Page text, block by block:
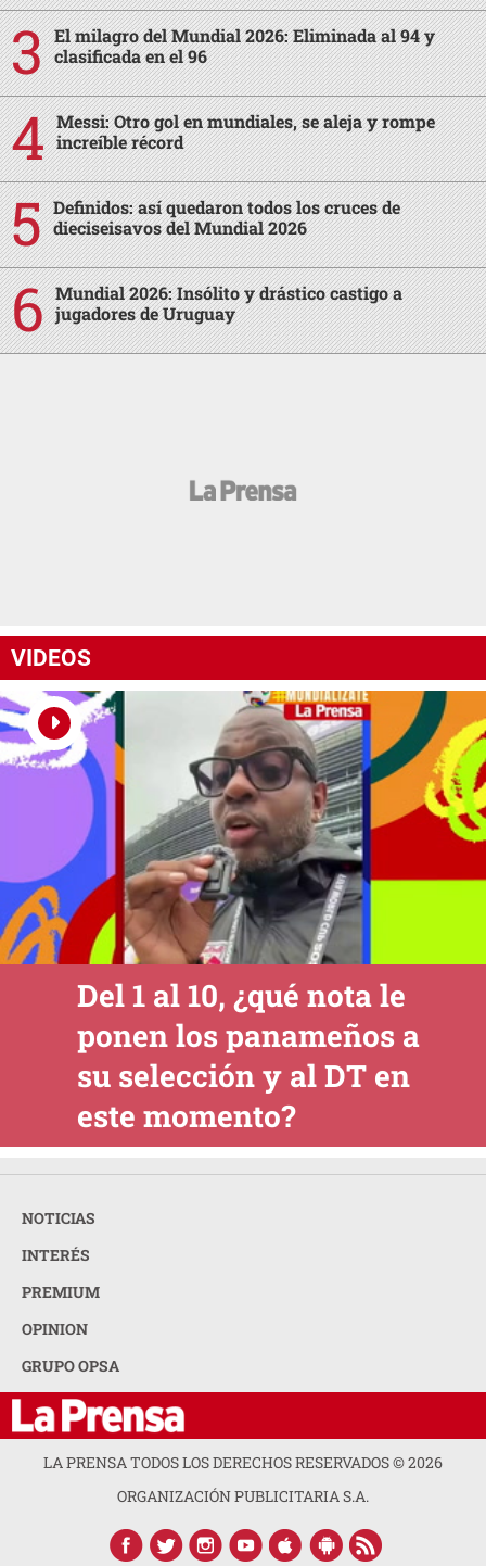
El milagro del Mundial 2026: Eliminada al 94 y
clasificada en el 96
Messi: Otro gol en mundiales, se aleja y rompe
increíble récord
Definidos: así quedaron todos los cruces de
dieciseisavos del Mundial 2026
Mundial 2026: Insólito y drástico castigo a
jugadores de Uruguay
VIDEOS
Del 1 al 10, ¿qué nota le
ponen los panameños a
su selección y al DT en
este momento?
NOTICIAS
INTERÉS
PREMIUM
OPINION
GRUPO OPSA
LA PRENSA TODOS LOS DERECHOS RESERVADOS ©2026
ORGANIZACIÓN PUBLICITARIA S.A.